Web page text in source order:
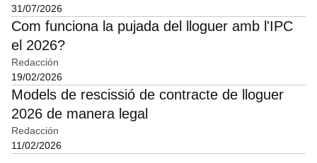
31/07/2026
Com funciona la pujada del lloguer amb l'IPC
el 2026?
Redacción
19/02/2026
Models de rescissió de contracte de lloguer
2026 de manera legal
Redacción
11/02/2026